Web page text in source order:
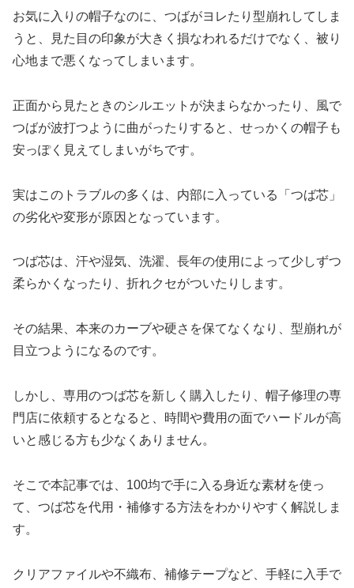
お気に入りの帽子なのに、つばがヨレたり型崩れしてしま
うと、見た目の印象が大きく損なわれるだけでなく、被り
心地まで悪くなってしまいます。
正面から見たときのシルエットが決まらなかったり、風で
つばが波打つように曲がったりすると、せっかくの帽子も
安っぽく見えてしまいがちです。
実はこのトラブルの多くは、内部に入っている「つば芯」
の劣化や変形が原因となっています。
つば芯は、汗や湿気、洗濯、長年の使用によって少しずつ
柔らかくなったり、折れクセがついたりします。
その結果、本来のカーブや硬さを保てなくなり、型崩れが
目立つようになるのです。
しかし、専用のつば芯を新しく購入したり、帽子修理の専
門店に依頼するとなると、時間や費用の面でハードルが高
いと感じる方も少なくありません。
そこで本記事では、100均で手に入る身近な素材を使っ
て、つば芯を代用・補修する方法をわかりやすく解説しま
す。
クリアファイルや不織布、補修テープなど、手軽に入手で